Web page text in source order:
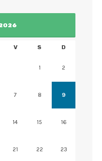
2026
V S D
1 2
7 8 9
14 15 16
21 22 23